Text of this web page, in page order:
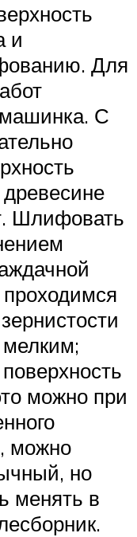
и
Для
С
Шлифовать
можно при
можно
но
менять в